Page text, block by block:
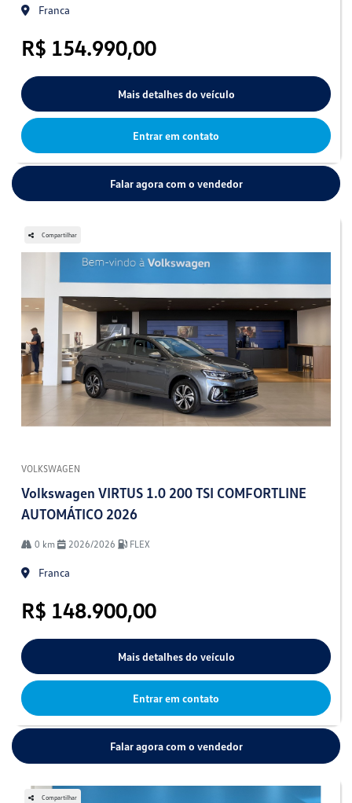
Franca
R$ 154.990,00
Mais detalhes do veículo
Entrar em contato
Falar agora com o vendedor
Compartilhar
VOLKSWAGEN
Volkswagen VIRTUS 1.0 200 TSI COMFORTLINE
AUTOMÁTICO 2026
0 km 2026/2026 FLEX
Franca
R$ 148.900,00
Mais detalhes do veículo
Entrar em contato
Falar agora com o vendedor
Compartilhar